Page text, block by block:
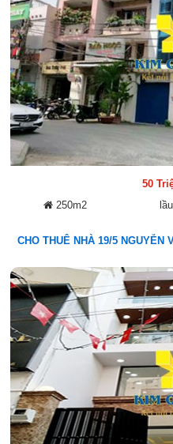
50
250m2
CHO THUÊ NHÀ 19/5 NGUYỄN